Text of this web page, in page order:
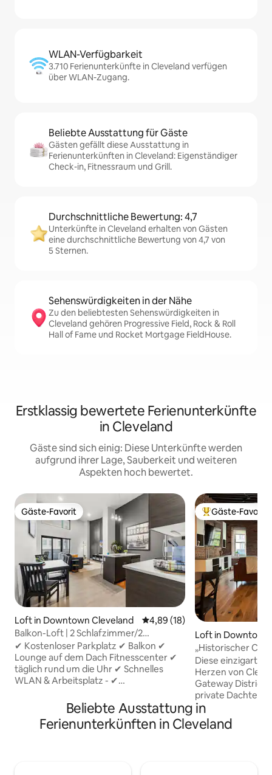
WLAN-Verfügbarkeit
3.710 Ferienunterkünfte in Cleveland verfügen
über WLAN-Zugang.
Beliebte Ausstattung für Gäste
Gästen gefällt diese Ausstattung in
Ferienunterkünften in Cleveland: Eigenständiger
Check-in, Fitnessraum und Grill.
Durchschnittliche Bewertung: 4,7
Unterkünfte in Cleveland erhalten von Gästen
eine durchschnittliche Bewertung von 4,7 von
5 Sternen.
Sehenswürdigkeiten in der Nähe
Zu den beliebtesten Sehenswürdigkeiten in
Cleveland gehören Progressive Field, Rock & Roll
Hall of Fame und Rocket Mortgage FieldHouse.
Erstklassig bewertete Ferienunterkünfte
in Cleveland
Gäste sind sich einig: Diese Unterkünfte werden
aufgrund ihrer Lage, Sauberkeit und weiteren
Aspekten hoch bewertet.
Gäste-Favorit
Gäste-Favorit
Loft in Downtown Cleveland Durchschnittliche Bewertung:
4,89 (18)
Balkon-Loft | 2 Schlafzimmer/2
Badezimmer | Dachterrasse |
Fitnessraum | Innenstadt
✔ Kostenloser Parkplatz ✔ Balkon ✔
Lounge auf dem Dach Fitnesscenter ✔
täglich rund um die Uhr ✔ Schnelles
WLAN & Arbeitsplatz - ✔
Unterkunft ✔ Haustierfreundlich Erlebe
die Innenstadt von Cleveland in diesem
geräumigen Loft mit 2 Schlafzimmern/2
Beliebter Gäste-
Gäste-Favorit
Loft in Downtown
„Historischer
von Cleveland“
Diese
Herzen von
Gateway District
private
Parkplätze! Dieses atemberaubende,
111 m² große
sich im obersten
Beliebte Ausstattung in
Ferienunterkünften in Cleveland